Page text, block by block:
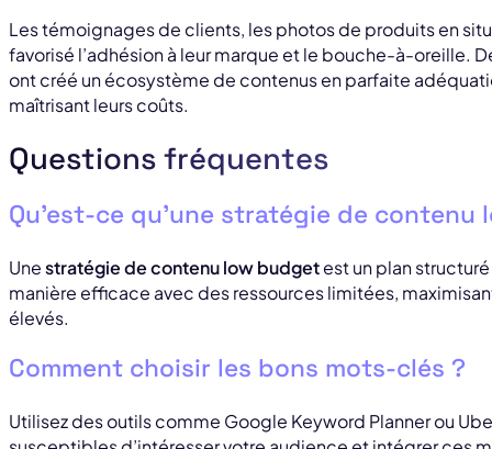
Les témoignages de clients, les photos de produits en
favorisé l’adhésion à leur marque et le bouche-à-oreille.
ont créé un écosystème de contenus en parfaite
maîtrisant leurs coûts.
Questions fréquentes
Qu’est-ce qu’une stratégie de contenu
Unestratégie de contenu low budgetest un plan
manière efficace avec des ressources limitées,
élevés.
Comment choisir les bons mots-clés ?
Utilisez des outils comme Google Keyword Planner ou